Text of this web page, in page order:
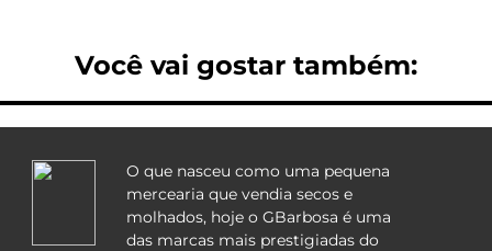
Você vai gostar também:
O que nasceu como uma pequena
mercearia que vendia secos e
molhados, hoje o GBarbosa é uma
das marcas mais prestigiadas do